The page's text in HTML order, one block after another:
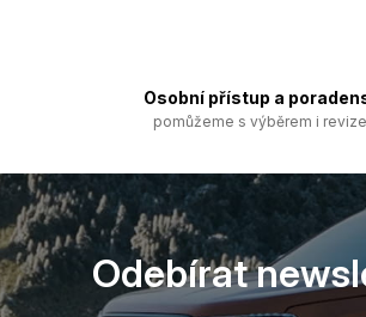
Osobní přístup a
pomůžeme s výběrem i
Odebírat